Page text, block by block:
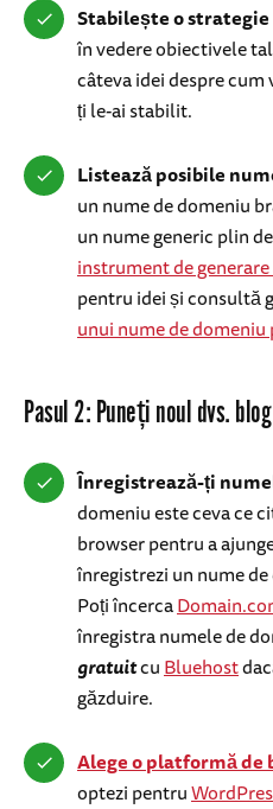
Stabilește o
în vedere obiectivele
câteva idei despre
ți le-ai stabilit.
Listează posibile
un nume de domeniu
un nume generic plin
instrument de
pentru idei și consultă
unui nume de
Pasul 2: Puneți noul dvs.
Înregistrează-ți
domeniu este ceva ce
browser pentru a
înregistrezi un nume
Poți încerca
înregistra numele de
gratuitcuBluehost
găzduire.
Alege o platformă de
optezi pentru